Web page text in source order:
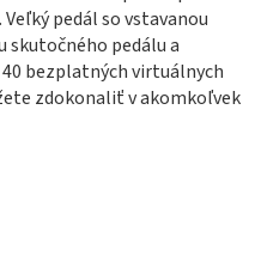
pedál so vstavanou
skutočného pedálu a
bezplatných virtuálnych
zdokonaliť v akomkoľvek